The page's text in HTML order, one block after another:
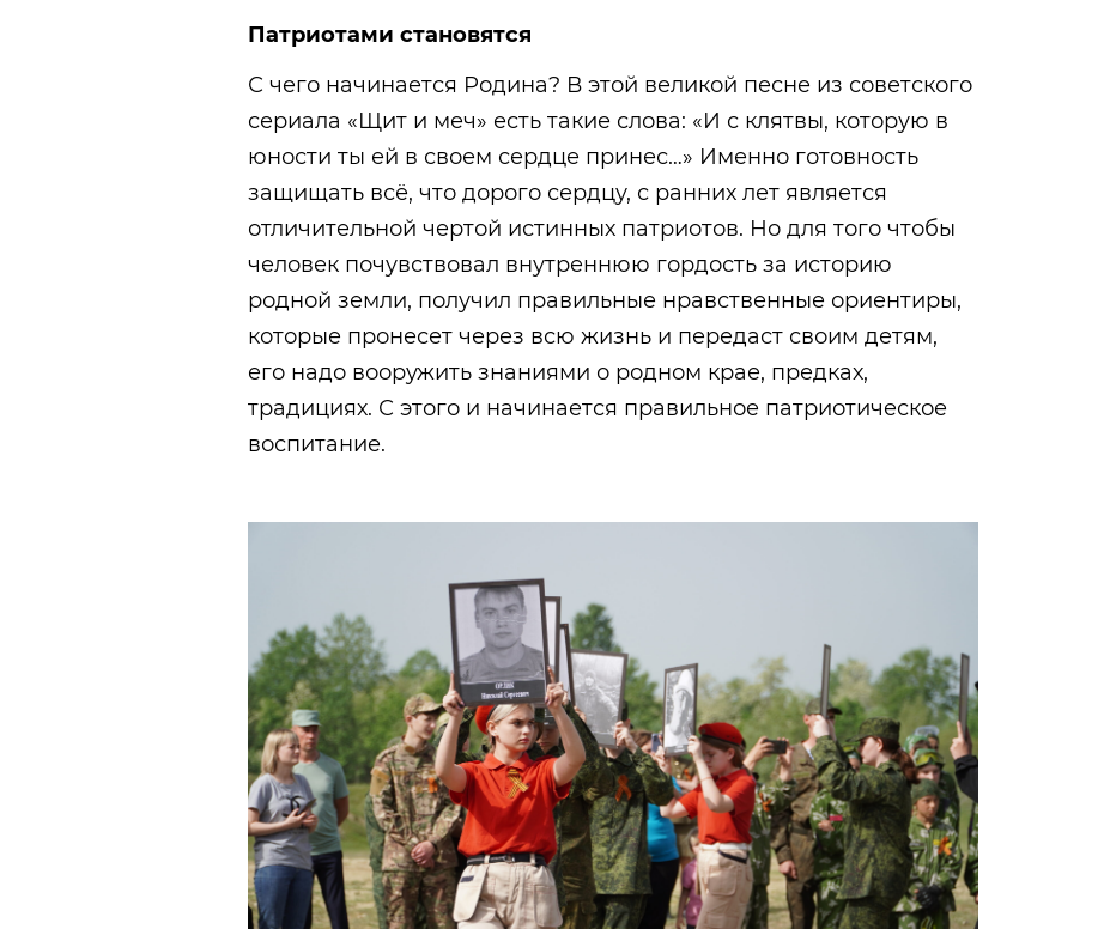
Патриотами становятся
С чего начинается Родина? В этой великой песне из советского
сериала «Щит и меч» есть такие слова: «И с клятвы, которую в
юности ты ей в своем сердце принес…» Именно готовность
защищать всё, что дорого сердцу, с ранних лет является
отличительной чертой истинных патриотов. Но для того чтобы
человек почувствовал внутреннюю гордость за историю
родной земли, получил правильные нравственные ориентиры,
которые пронесет через всю жизнь и передаст своим детям,
его надо вооружить знаниями о родном крае, предках,
традициях. С этого и начинается правильное патриотическое
воспитание.